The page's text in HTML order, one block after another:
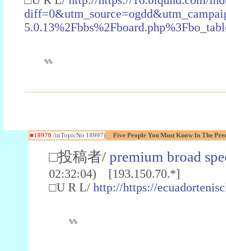
%%
■18970 /inTopicNo.18997) Five People You Must Know In The
□投稿者/ premium broad
02:32:04) [193.150.70.*]
□U R L/ http://https://
%%